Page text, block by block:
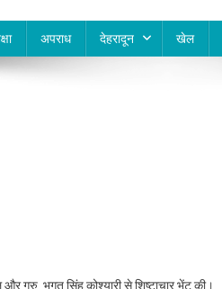
अपराध देहरादून खेल
और गुरु भगत सिंह कोश्यारी से शिष्टाचार भेंट की।